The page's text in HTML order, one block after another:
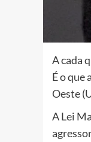
A cada
É o que
Oeste
A Lei